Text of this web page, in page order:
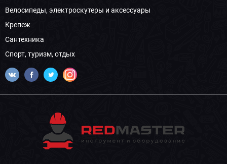
Велосипеды, электроскутеры и аксессуары
Крепеж
Сантехника
Спорт, туризм, отдых